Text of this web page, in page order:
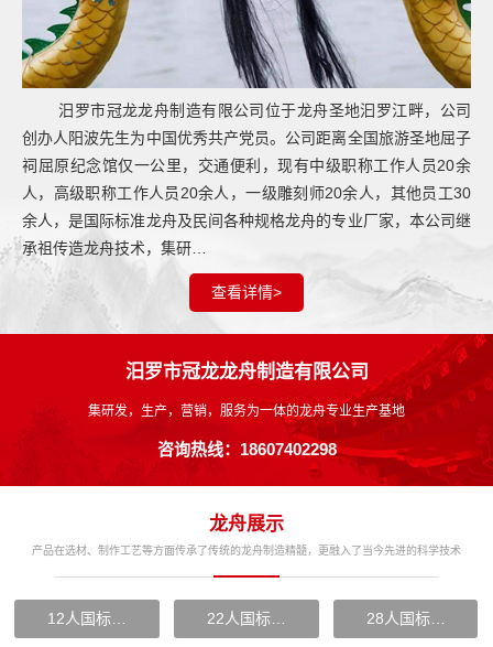
汨罗市冠龙龙舟制造有限公司位于龙舟圣地汩罗江畔，公司
创办人阳波先生为中国优秀共产党员。公司距离全国旅游圣地屈子
祠屈原纪念馆仅一公里，交通便利，现有中级职称工作人员20余
人，高级职称工作人员20余人，一级雕刻师20余人，其他员工30
余人，是国际标准龙舟及民间各种规格龙舟的专业厂家，本公司继
承祖传造龙舟技术，集研…
查看详情>
汨罗市冠龙龙舟制造有限公司
集研发，生产，营销，服务为一体的龙舟专业生产基地
咨询热线：18607402298
龙舟展示
产品在选材、制作工艺等方面传承了传统的龙舟制造精髓，更融入了当今先进的科学技术
12人国标… 22人国标… 28人国标…